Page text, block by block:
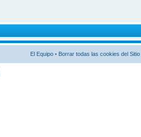
El Equipo • Borrar todas las cookies del Sitio